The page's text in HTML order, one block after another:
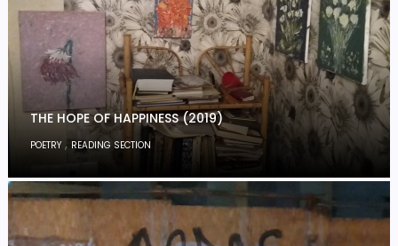
THE HOPE OF HAPPINESS (2019)
POETRY , READING SECTION